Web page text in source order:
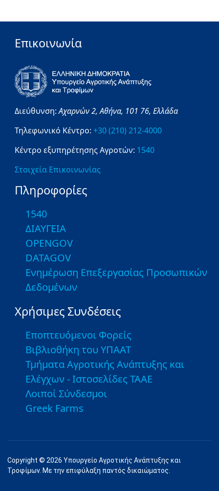
Επικοινωνία
Διεύθυνση:Αχαρνών 2,Αθήνα, 101 76, Ελλάδα
Τηλεφωνικό Κέντρο: +30 (210) 212-4000
Κέντρο εξυπηρέτησης Αγροτών: 1540
Στοιχεία Επικοινωνίας
Πληροφορίες
1540
ΔΙΑΥΓΕΙΑ
OPENGOV
DATAGOV
Ενημέρωση Επεξεργασίας Προσωπικών
Δεδομένων
Χρήσιμες Συνδέσεις
Εποπτευόμενοι Φορείς
Βιβλιοθήκη του ΥΠΑΑΤ
Τμήματα Αγροτικής Ανάπτυξης και
Ελέγχων - Ιστοσελίδες ΤΑΑΕ
Λοιποί Σύνδεσμοι
Greek Farms
Copyright © 2026 Υπουργείο Αγροτικής Ανάπτυξης και
Τροφίμων. Με την επιφύλαξη παντός δικαιώματος.